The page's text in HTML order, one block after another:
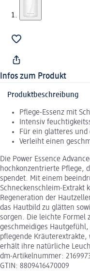
Infos zum Produkt
Produktbeschreibung
Pflege-Essenz mit
Intensiv
Für ein glatteres und
Verleiht einen
Die Power Essence
hochkonzentrierte Pflege,
spendet. Mit einem
Schneckenschleim-Extrakt
Regeneration der
das Hautbild zu glätten
sorgen. Die leichte Formel
geschmeidiges
pflegende
erhält ihre natürliche
dm-Artikelnummer:
GTIN: 8809416470009